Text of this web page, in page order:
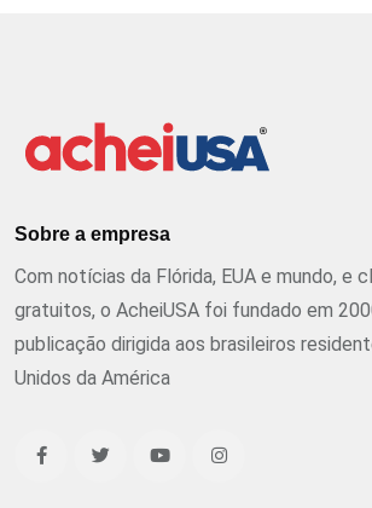
Sobre a empresa
Com notícias da Flórida, EUA e mundo, e
gratuitos, o AcheiUSA foi fundado em
publicação dirigida aos brasileiros
Unidos da América